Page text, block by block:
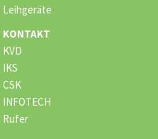
Leihgeräte
KONTAKT
KVD
IKS
CSK
INFOTECH
Rufer